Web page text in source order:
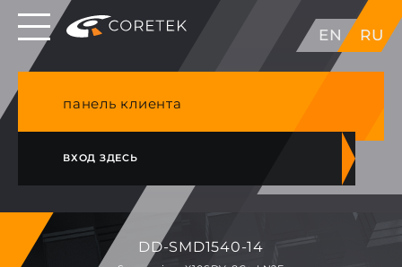
EN RU
Выделенные серверы в ЕС, Японии, ГК, США
NVME VPS & cPanel премиум хостинг в
панель клиента
ВХОД ЗДЕСЬ
DD-SMD1540-14